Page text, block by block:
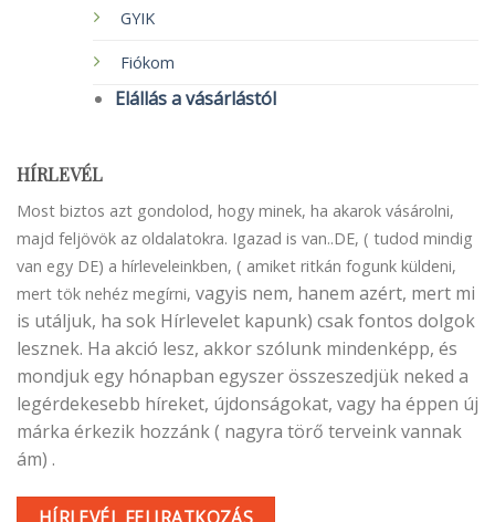
GYIK
Fiókom
Elállás a vásárlástól
HÍRLEVÉL
Most biztos azt gondolod, hogy minek, ha akarok vásárolni,
majd feljövök az oldalatokra. Igazad is van..DE, ( tudod mindig
van egy DE) a hírleveleinkben, ( amiket ritkán fogunk küldeni,
mert tök nehéz megírni, vagyis nem, hanem azért, mert mi
is utáljuk, ha sok Hírlevelet kapunk) csak fontos dolgok
lesznek. Ha akció lesz, akkor szólunk mindenképp, és
mondjuk egy hónapban egyszer összeszedjük neked a
legérdekesebb híreket, újdonságokat, vagy ha éppen új
márka érkezik hozzánk ( nagyra törő terveink vannak
ám) .